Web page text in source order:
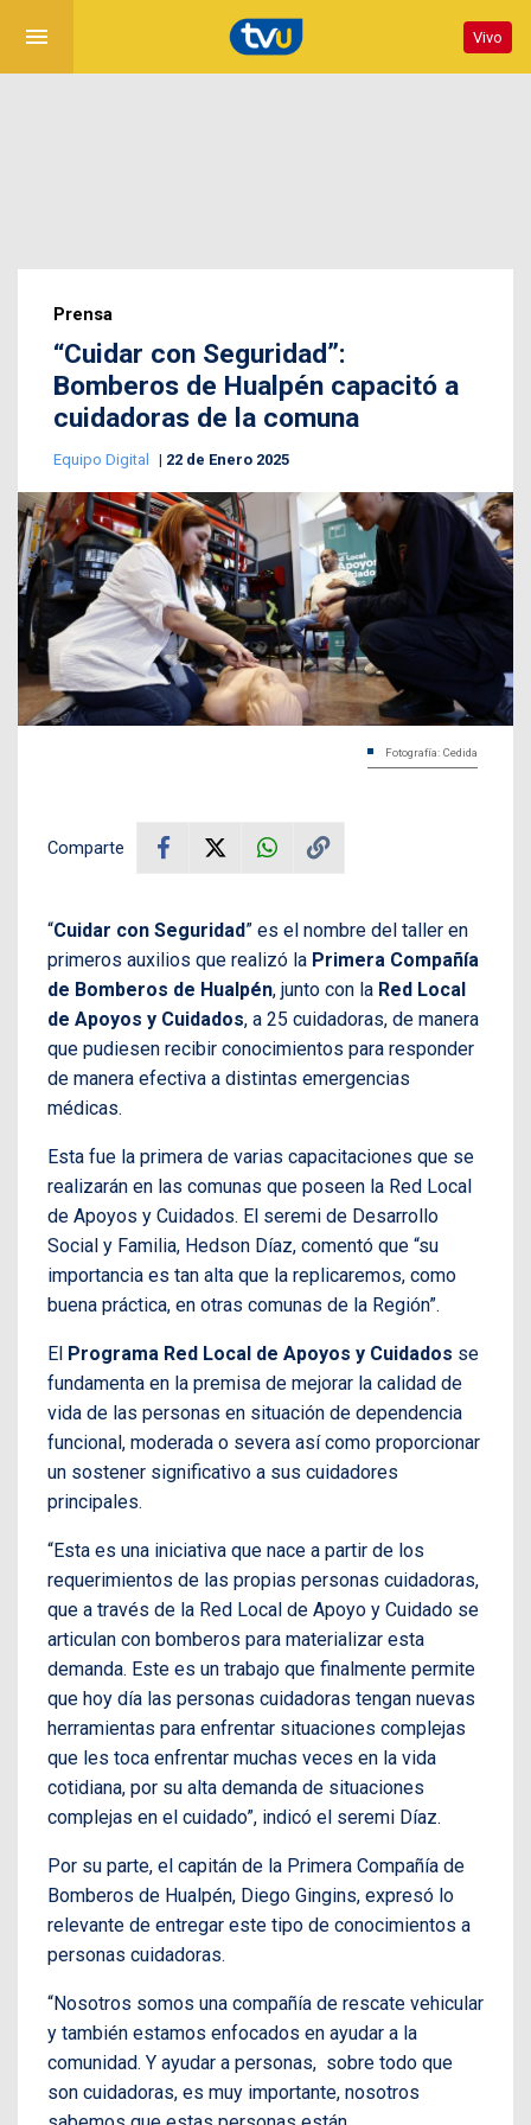
menu Vivo
Prensa
“Cuidar con Seguridad”:
Bomberos de Hualpén capacitó a
cuidadoras de la comuna
Equipo Digital 22 de Enero 2025
Fotografía: Cedida
Comparte
“Cuidar con Seguridad” es el nombre del taller en
primeros auxilios que realizó la Primera Compañía
de Bomberos de Hualpén, junto con la Red Local
de Apoyos y Cuidados, a 25 cuidadoras, de manera
que pudiesen recibir conocimientos para responder
de manera efectiva a distintas emergencias
médicas.
Esta fue la primera de varias capacitaciones que se
realizarán en las comunas que poseen la Red Local
de Apoyos y Cuidados. El seremi de Desarrollo
Social y Familia, Hedson Díaz, comentó que “su
importancia es tan alta que la replicaremos, como
buena práctica, en otras comunas de la Región”.
El Programa Red Local de Apoyos y Cuidados se
fundamenta en la premisa de mejorar la calidad de
vida de las personas en situación de dependencia
funcional, moderada o severa así como proporcionar
un sostener significativo a sus cuidadores
principales.
“Esta es una iniciativa que nace a partir de los
requerimientos de las propias personas cuidadoras,
que a través de la Red Local de Apoyo y Cuidado se
articulan con bomberos para materializar esta
demanda. Este es un trabajo que finalmente permite
que hoy día las personas cuidadoras tengan nuevas
herramientas para enfrentar situaciones complejas
que les toca enfrentar muchas veces en la vida
cotidiana, por su alta demanda de situaciones
complejas en el cuidado”, indicó el seremi Díaz.
Por su parte, el capitán de la Primera Compañía de
Bomberos de Hualpén, Diego Gingins, expresó lo
relevante de entregar este tipo de conocimientos a
personas cuidadoras.
“Nosotros somos una compañía de rescate vehicular
y también estamos enfocados en ayudar a la
comunidad. Y ayudar a personas, sobre todo que
son cuidadoras, es muy importante, nosotros